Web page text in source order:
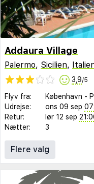
Addaura Village
Palermo, Sicilien,
3,9/5
Flyv fra: København -
Udrejse:
ons 09 sep
Retur:
lør 12 sep
Nætter:
3
Flere valg